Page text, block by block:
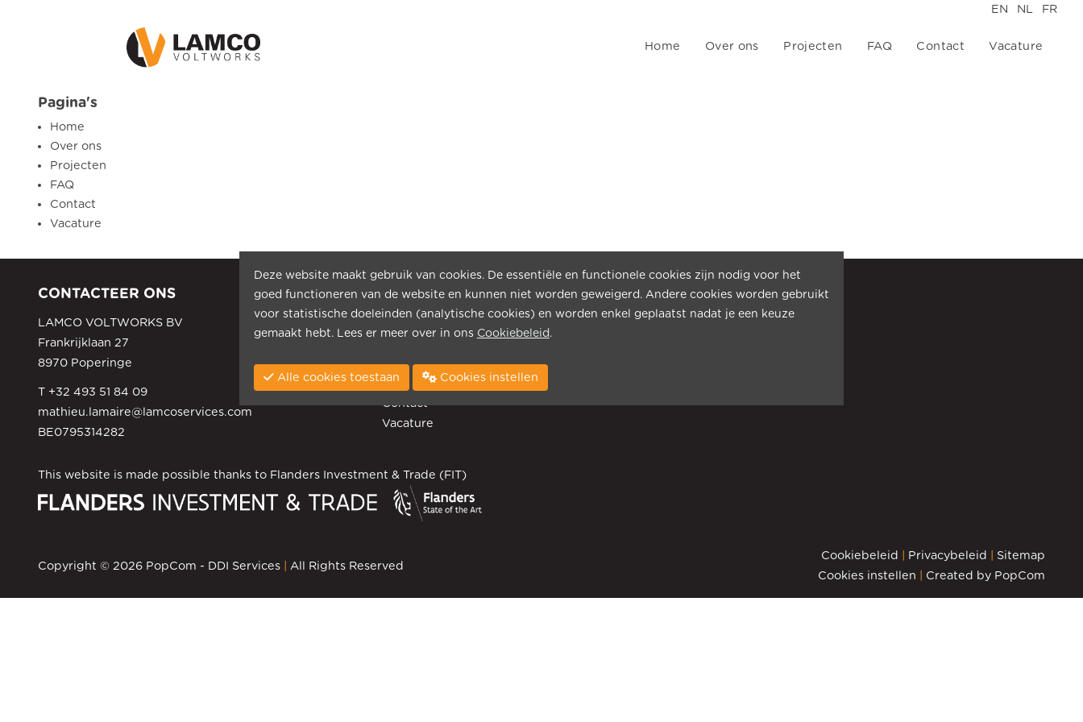
EN NL FR
Home Over ons Projecten FAQ Contact Vacature
Pagina's
Home
Over ons
Projecten
FAQ
Contact
Vacature
CONTACTEER ONS
LAMCO VOLTWORKS BV
Frankrijklaan 27
8970 Poperinge
T +32 493 51 84 09
mathieu.lamaire@lamcoservices.com
BE0795314282
PAGINA'S
Projecten
FAQ
Contact
Vacature
This website is made possible thanks to Flanders Investment & Trade (FIT)
Copyright © 2026 PopCom - DDI Services All Rights Reserved
Cookiebeleid Privacybeleid
Sitemap
Cookies instellen
Created by PopCom
Deze website maakt gebruik van cookies. De essentiële en functionele cookies zijn nodig voor het
goed functioneren van de website en kunnen niet worden geweigerd. Andere cookies worden gebruikt
voor statistische doeleinden (analytische cookies) en worden enkel geplaatst nadat je een keuze
gemaakt hebt. Lees er meer over in ons Cookiebeleid .
Alle cookies toestaan Cookies instellen